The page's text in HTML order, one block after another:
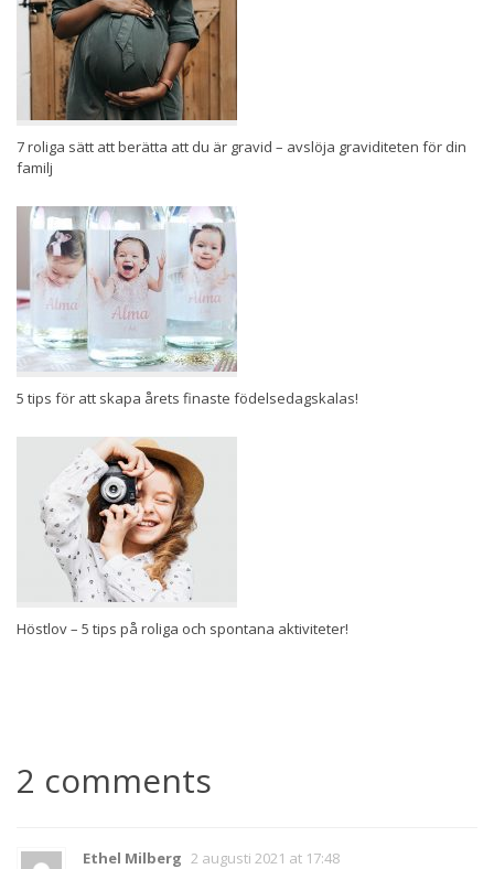
7 roliga sätt att berätta att du är gravid – avslöja graviditeten för din
familj
5 tips för att skapa årets finaste födelsedagskalas!
Höstlov – 5 tips på roliga och spontana aktiviteter!
2 comments
Ethel Milberg 2 augusti 2021 at 17:48